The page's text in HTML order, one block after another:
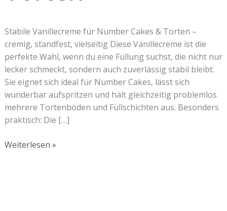
Stabile Vanillecreme für Number Cakes & Torten –
cremig, standfest, vielseitig Diese Vanillecreme ist die
perfekte Wahl, wenn du eine Füllung suchst, die nicht nur
lecker schmeckt, sondern auch zuverlässig stabil bleibt.
Sie eignet sich ideal für Number Cakes, lässt sich
wunderbar aufspritzen und hält gleichzeitig problemlos
mehrere Tortenböden und Füllschichten aus. Besonders
praktisch: Die […]
Weiterlesen »